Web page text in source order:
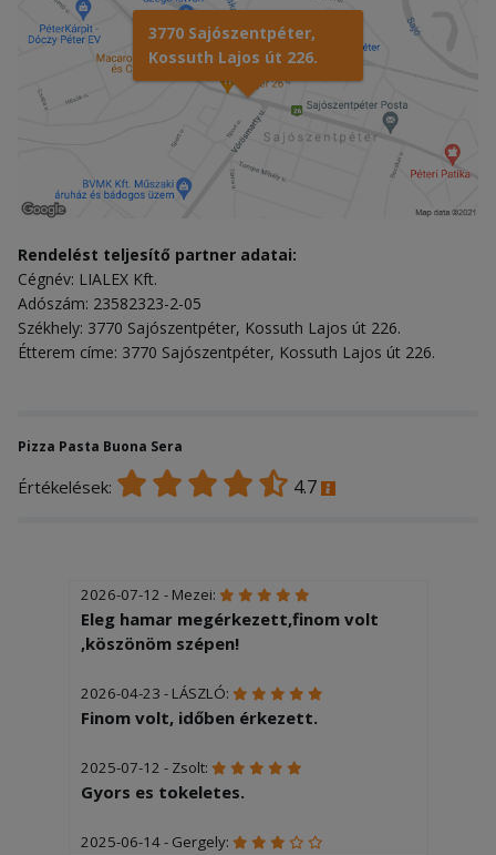
3770 Sajószentpéter,
Kossuth Lajos út 226.
Rendelést teljesítő partner adatai:
Cégnév: LIALEX Kft.
Adószám: 23582323-2-05
Székhely: 3770 Sajószentpéter, Kossuth Lajos út 226.
Étterem címe: 3770 Sajószentpéter, Kossuth Lajos út 226.
Pizza Pasta Buona Sera
Értékelések: 4.7
2026-07-12 - Mezei:
Eleg hamar megérkezett,finom volt
,köszönöm szépen!
2026-04-23 - LÁSZLÓ:
Finom volt, időben érkezett.
2025-07-12 - Zsolt:
Gyors es tokeletes.
2025-06-14 - Gergely: